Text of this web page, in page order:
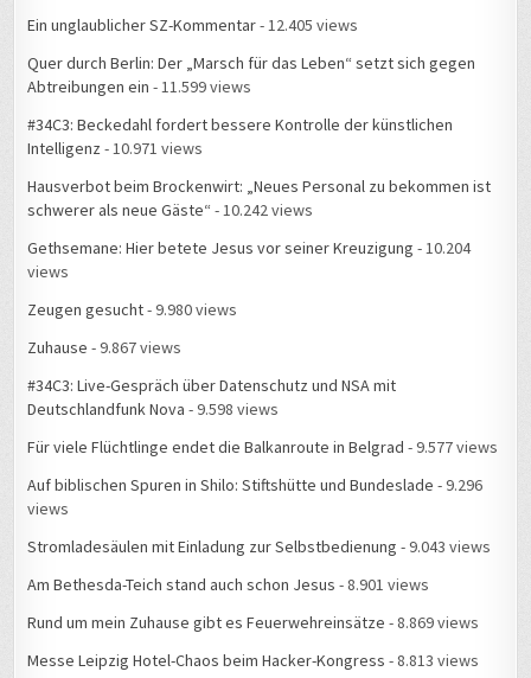
Ein unglaublicher SZ-Kommentar- 12.405 views
Quer durch Berlin: Der „Marsch für das Leben“ setzt sich gegen
Abtreibungen ein - 11.599 views
#34C3: Beckedahl fordert bessere Kontrolle der künstlichen
Intelligenz - 10.971 views
Hausverbot beim Brockenwirt: „Neues Personal zu bekommen ist
schwerer als neue Gäste“ - 10.242 views
Gethsemane: Hier betete Jesus vor seiner Kreuzigung - 10.204
views
Zeugen gesucht- 9.980 views
Zuhause - 9.867 views
#34C3: Live-Gespräch über Datenschutz und NSA mit
Deutschlandfunk Nova - 9.598 views
Für viele Flüchtlinge endet die Balkanroute in Belgrad - 9.577 views
Auf biblischen Spuren in Shilo: Stiftshütte und Bundeslade - 9.296
views
Stromladesäulen mit Einladung zur Selbstbedienung - 9.043 views
Am Bethesda-Teich stand auch schon Jesus - 8.901 views
Rund um mein Zuhause gibt es Feuerwehreinsätze - 8.869 views
Messe Leipzig Hotel-Chaos beim Hacker-Kongress - 8.813 views